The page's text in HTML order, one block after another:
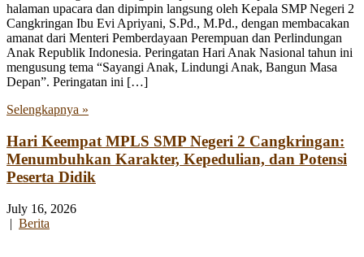
halaman upacara dan dipimpin langsung oleh Kepala SMP Negeri 2
Cangkringan Ibu Evi Apriyani, S.Pd., M.Pd., dengan membacakan
amanat dari Menteri Pemberdayaan Perempuan dan Perlindungan
Anak Republik Indonesia. Peringatan Hari Anak Nasional tahun ini
mengusung tema “Sayangi Anak, Lindungi Anak, Bangun Masa
Depan”. Peringatan ini […]
Selengkapnya »
Hari Keempat MPLS SMP Negeri 2 Cangkringan:
Menumbuhkan Karakter, Kepedulian, dan Potensi
Peserta Didik
July 16, 2026
| Berita